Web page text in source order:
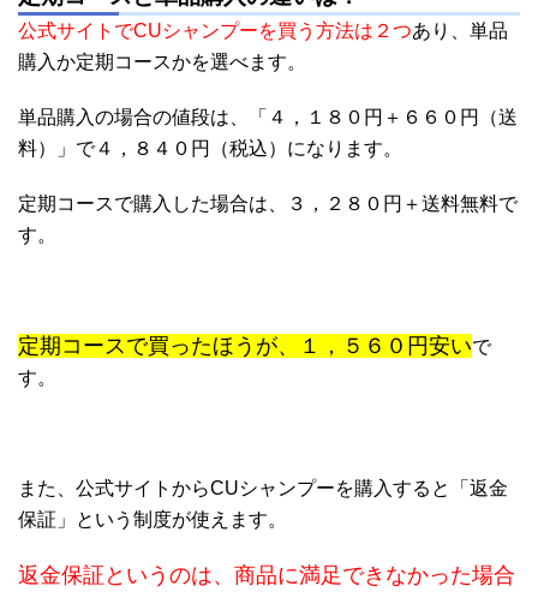
公式サイトでCUシャンプーを買う方法は２つあり、単品
購入か定期コースかを選べます。
単品購入の場合の値段は、「４，１８０円＋６６０円（送
料）」で４，８４０円（税込）になります。
定期コースで購入した場合は、３，２８０円＋送料無料で
す。
定期コースで買ったほうが、１，５６０円安いで
す。
また、公式サイトからCUシャンプーを購入すると「返金
保証」という制度が使えます。
返金保証というのは、商品に満足できなかった場合